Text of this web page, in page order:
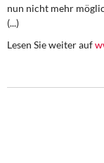
Eurokrise und
DIE LINKE
Institut
nun nicht mehr
(...)
Lesen Sie weiter auf